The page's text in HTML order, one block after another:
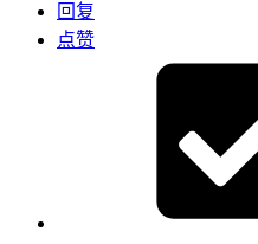
回复
点赞